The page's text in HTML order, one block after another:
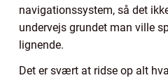
navigationssystem, så det
undervejs grundet man ville
lignende.
Det er svært at ridse op alt